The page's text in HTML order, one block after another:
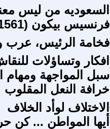
السعوديه من ليس
فرنسيس بيكون (1561- 1626)
فخامة الرئيس، عرب
افكار وتساؤلات
سبل المواجهة ومهام
خرافة النعل المقلوب
الاختلاف لوأد الخلاف
أيها المواطن ... كن